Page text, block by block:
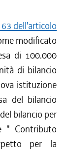
dell'articolo
modificato
di 100.000
di bilancio
istituzione
del bilancio
bilancio per
" Contributo
per la